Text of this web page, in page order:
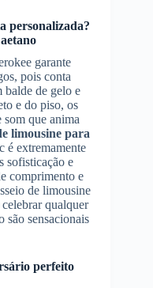
personalizada?
garante
pois conta
balde de gelo e
e do piso, os
som que anima
limousine para
é extremamente
sofisticação e
comprimento e
de limousine
qualquer
são sensacionais
perfeito